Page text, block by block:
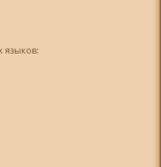
языков: